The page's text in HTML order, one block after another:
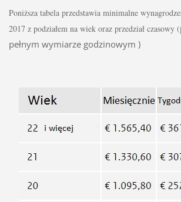
Poniższa tabela przedstawia minimalne
2017 z podziałem na wiek oraz przedział czasowy (
pełnym wymiarzegodzinowym )